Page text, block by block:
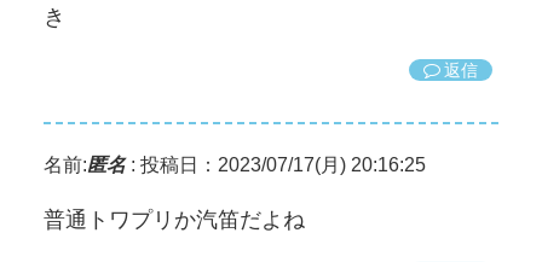
き
返信
名前:匿名: 投稿日：2023/07/17(月) 20:16:25
普通トワプリか汽笛だよね